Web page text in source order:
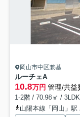
岡山市中区兼基
ルーチェA
10.8万円 管理/共益
1-2階 / 70.98㎡ /
山陽本線「岡山」